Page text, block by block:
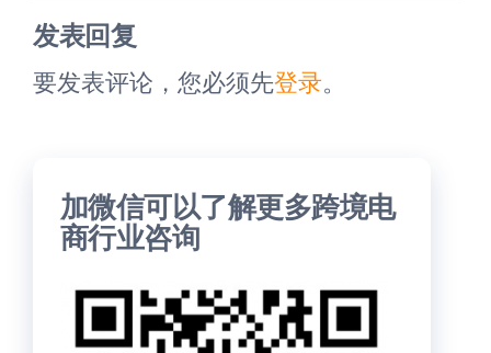
章
发表回复
要发表评论，您必须先登录。
加微信可以了解更多跨境电
商行业咨询